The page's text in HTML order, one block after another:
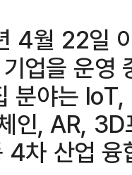
4월 22일
업을 운영
분야는
인, AR,
4차 산업 융